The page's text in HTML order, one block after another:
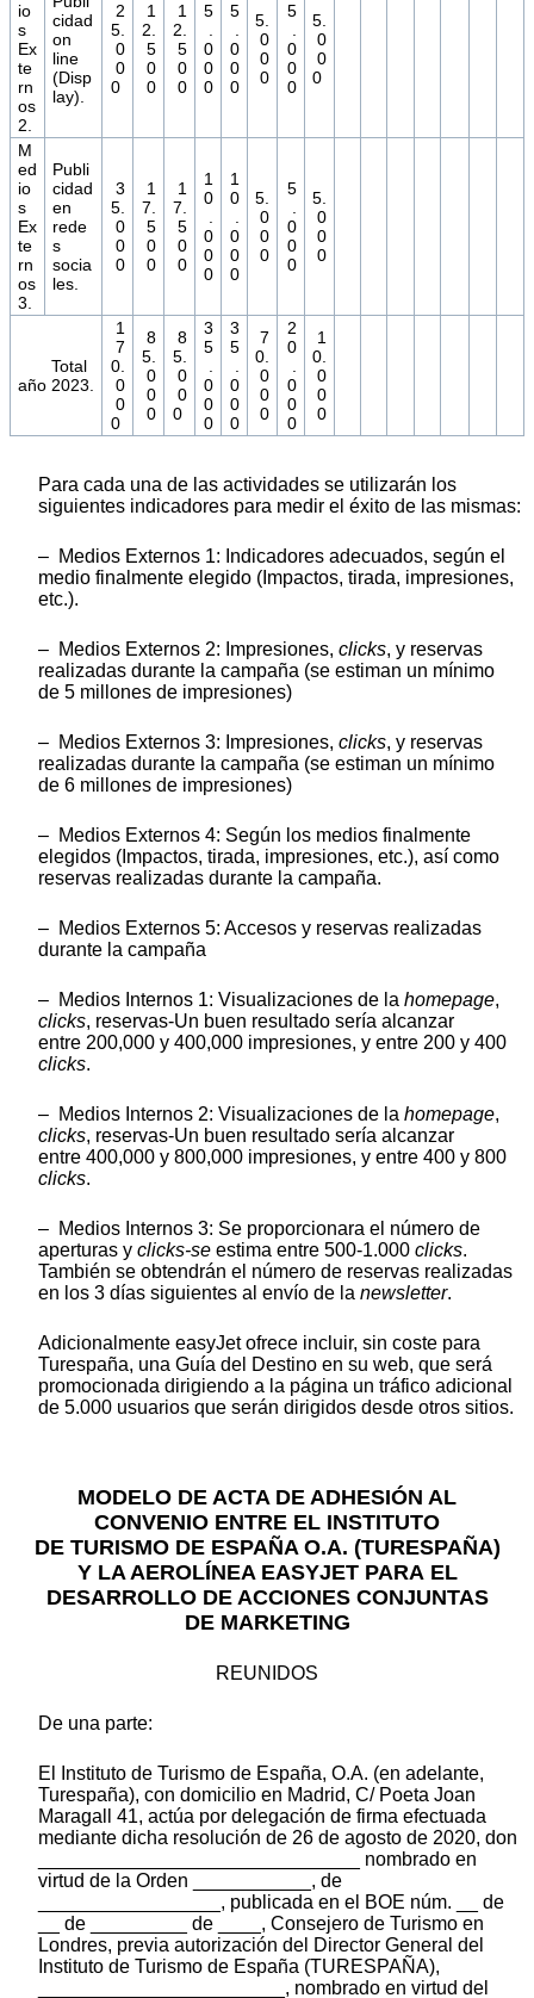
io
s
Ex
te
rn
os
2.
cidad
on
line
(Disp
lay).
2
5.
0
0
0
1
2.
5
0
0
1
2.
5
0
0
5
0
0
0
5
0
0
0
5.
0
0
0
5
0
0
0
5.
0
0
0
M
ed
io
s
Ex
te
rn
os
3.
Publi
cidad
en
rede
s
socia
les.
3
5.
0
0
0
1
7.
5
0
0
1
7.
5
0
0
1
0
0
0
0
1
0
0
0
0
5.
0
0
0
5
0
0
0
5.
0
0
0
Total
año 2023.
1
7
0.
0
0
0
8
5.
0
0
0
8
5.
0
0
0
3
5
0
0
0
3
5
0
0
0
7
0.
0
0
0
2
0
0
0
0
1
0.
0
0
0
Para cada una de las actividades se utilizarán los
siguientes indicadores para medir el éxito de las mismas:
– Medios Externos 1: Indicadores adecuados, según el
medio finalmente elegido (Impactos, tirada, impresiones,
etc.).
– Medios Externos 2: Impresiones, clicks, y reservas
realizadas durante la campaña (se estiman un mínimo
de 5 millones de impresiones)
– Medios Externos 3: Impresiones, clicks, y reservas
realizadas durante la campaña (se estiman un mínimo
de 6 millones de impresiones)
– Medios Externos 4: Según los medios finalmente
elegidos (Impactos, tirada, impresiones, etc.), así como
reservas realizadas durante la campaña.
– Medios Externos 5: Accesos y reservas realizadas
durante la campaña
– Medios Internos 1: Visualizaciones de la homepage,
clicks, reservas-Un buen resultado sería alcanzar
entre 200,000 y 400,000 impresiones, y entre 200 y 400
clicks.
– Medios Internos 2: Visualizaciones de la homepage,
clicks, reservas-Un buen resultado sería alcanzar
entre 400,000 y 800,000 impresiones, y entre 400 y 800
clicks.
– Medios Internos 3: Se proporcionara el número de
aperturas y clicks-se estima entre 500-1.000 clicks.
También se obtendrán el número de reservas realizadas
en los 3 días siguientes al envío de la newsletter.
Adicionalmente easyJet ofrece incluir, sin coste para
Turespaña, una Guía del Destino en su web, que será
promocionada dirigiendo a la página un tráfico adicional
de 5.000 usuarios que serán dirigidos desde otros sitios.
MODELO DE ACTA DE ADHESIÓN AL
CONVENIO ENTRE EL INSTITUTO
DE TURISMO DE ESPAÑA O.A. (TURESPAÑA)
Y LA AEROLÍNEA EASYJET PARA EL
DESARROLLO DE ACCIONES CONJUNTAS
DE MARKETING
REUNIDOS
De una parte:
El Instituto de Turismo de España, O.A. (en adelante,
Turespaña), con domicilio en Madrid, C/ Poeta Joan
Maragall 41, actúa por delegación de firma efectuada
mediante dicha resolución de 26 de agosto de 2020, don
______________________________ nombrado en
virtud de la Orden ___________, de
_________________, publicada en el BOE núm. __ de
__ de _________ de ____, Consejero de Turismo en
Londres, previa autorización del Director General del
Instituto de Turismo de España (TURESPAÑA),
_______________________, nombrado en virtud del